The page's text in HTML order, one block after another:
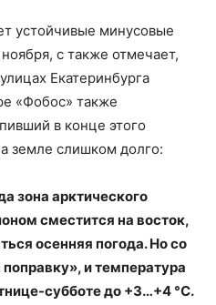
устойчивые минусовые
с также отмечает,
Екатеринбурга
«Фобос» также
в конце этого
земле слишком долго:
зона арктического
сместится на восток,
осенняя погода. Но со
и температура
субботе до +3…+4 °C.